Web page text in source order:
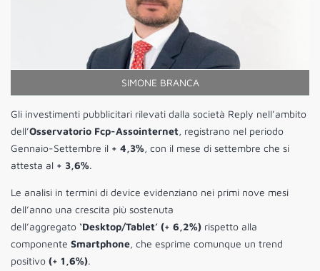
SIMONE BRANCA
Gli investimenti pubblicitari rilevati dalla società Reply nell’ambito
dell’Osservatorio Fcp-Assointernet, registrano nel periodo
Gennaio-Settembre il + 4,3%, con il mese di settembre che si
attesta al + 3,6%.
Le analisi in termini di device evidenziano nei primi nove mesi
dell’anno una crescita più sostenuta
dell’aggregato ‘Desktop/Tablet’ (+ 6,2%) rispetto alla
componente Smartphone, che esprime comunque un trend
positivo (+ 1,6%).